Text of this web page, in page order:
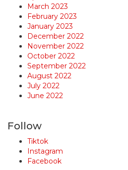
March 2023
February 2023
January 2023
December 2022
November 2022
October 2022
September 2022
August 2022
July 2022
June 2022
Follow
Tiktok
Instagram
Facebook